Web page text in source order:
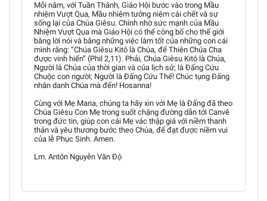
Mỗi năm, với Tuần Thánh, Giáo Hội bước vào trong Mầu
nhiệm Vượt Qua, Mầu nhiệm tưởng niệm cái chết và sự
sống lại của Chúa Giêsu. Chính nhờ sức mạnh của Mầu
Nhiệm Vượt Qua mà Giáo Hội có thể công bố cho thế giới
bằng lời nói và bằng những việc làm tốt của những con cái
mình rằng: “Chúa Giêsu Kitô là Chúa, để Thiên Chúa Cha
được vinh hiển” (Phil 2,11). Phải, Chúa Giêsu Kitô là Chúa,
Người là Chúa của thời gian và của lịch sử; là Ðấng Cứu
Chuộc con người; Người là Ðấng Cứu Thế! Chúc tụng Ðấng
nhân danh Chúa mà đến! Hosanna!
Cùng với Mẹ Maria, chúng ta hãy xin với Mẹ là Ðấng đã theo
Chúa Giêsu Con Mẹ trong suốt chặng đường dẫn tới Canvê
trong đức tin, giúp con cái Mẹ vác thập giá với niềm thanh
thản và yêu thương bước theo Chúa, để đạt được niềm vui
của lễ Phục Sinh. Amen.
Lm. Antôn Nguyễn Văn Độ